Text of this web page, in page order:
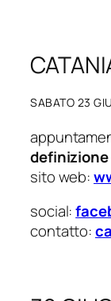
SABATO 23
definizione
sito web:
social:
contatto: